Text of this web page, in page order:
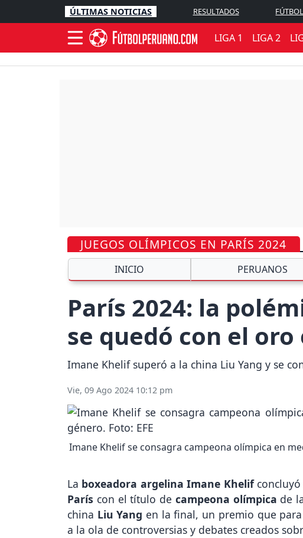
ÚLTIMAS NOTICIAS RESULTADOS
LIGA 1 LIGA 2
JUEGOS OLÍMPICOS EN PARÍS 2024
INICIO PERUANOS
París 2024: la
se quedó con el
Imane Khelif superó a la china Liu Yang y se
Vie, 09 Ago 2024 10:12 pm
Imane Khelif se consagra campeona olímpica en
La boxeadora argelina Imane Khelifconcluyó
París con el título de campeona olímpica de
china Liu Yang en la final, un premio que
a la ola de controversias y debates creados